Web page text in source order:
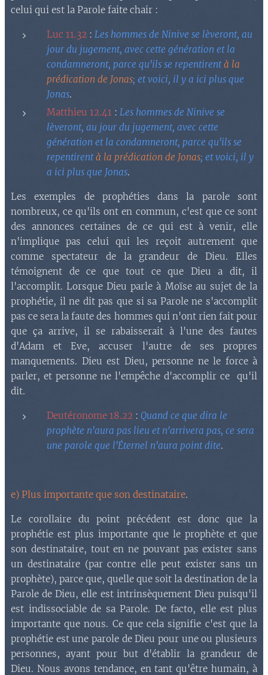
celui qui est la Parole faite chair :
Luc 11.32 : Les hommes de Ninive se lèveront, au
jour du jugement, avec cette génération et la
condamneront, parce qu'ils se repentirentà la
prédication de Jonas; et voici, il y a ici plus que
Jonas.
Matthieu 12.41 : Les hommes de Ninive se
lèveront, au jour du jugement, avec cette
génération et la condamneront, parce qu'ils se
repentirentà la prédication de Jonas; et voici, il y
a ici plus que Jonas.
Les exemples de prophéties dans la parole sont
nombreux, ce qu'ils ont en commun, c'est que ce sont
des annonces certaines de ce qui est à venir, elle
n'implique pas celui qui les reçoit autrement que
comme spectateur de la grandeur de Dieu. Elles
témoignent de ce que tout ce que Dieu a dit, il
l'accomplit. Lorsque Dieu parle à Moïse au sujet de la
prophétie, il ne dit pas que si sa Parole ne s'accomplit
pas ce sera la faute des hommes qui n'ont rien fait pour
que ça arrive, il se rabaisserait à l'une des fautes
d'Adam et Eve, accuser l'autre de ses propres
manquements. Dieu est Dieu, personne ne le force à
parler, et personne ne l'empêche d'accomplir ce qu'il
dit.
Deutéronome 18.22 : Quand ce que dira le
prophète n'aura pas lieu et n'arrivera pas, ce sera
une parole que l'Éternel n'aura point dite.
e) Plus importante que son destinataire.
Le corollaire du point précédent est donc que la
prophétie est plus importante que le prophète et que
son destinataire, tout en ne pouvant pas exister sans
un destinataire (par contre elle peut exister sans un
prophète), parce que, quelle que soit la destination de la
Parole de Dieu, elle est intrinsèquement Dieu puisqu'il
est indissociable de sa Parole. De facto, elle est plus
importante que nous. Ce que cela signifie c'est que la
prophétie est une parole de Dieu pour une ou plusieurs
personnes, ayant pour but d'établir la grandeur de
Dieu. Nous avons tendance, en tant qu'être humain, à